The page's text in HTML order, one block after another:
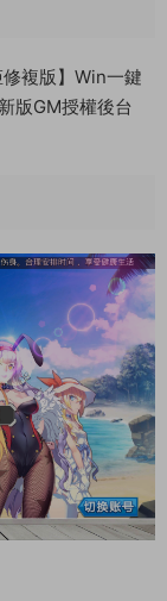
複版】Win一鍵
版GM授權後台